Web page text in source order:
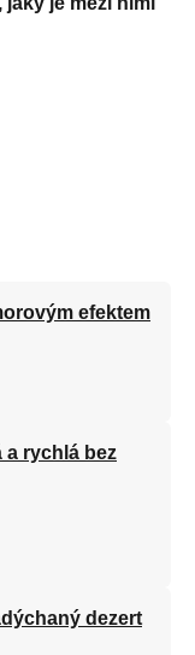
efektem
a rychlá bez
dezert